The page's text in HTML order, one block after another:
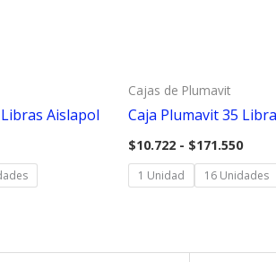
Aislapol
Cajas de Plumavit
Caja Plumavit 35
$10.722 - $171.550Rango
1 Unidad 16 Unidades